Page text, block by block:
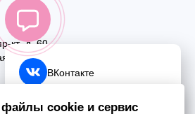
кт, д. 60
д. 59
ВКонтакте
Telegram
cookie и сервис